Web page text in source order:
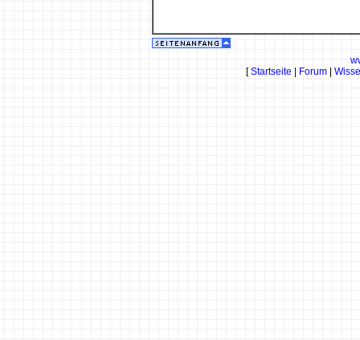
[Startseite Forum